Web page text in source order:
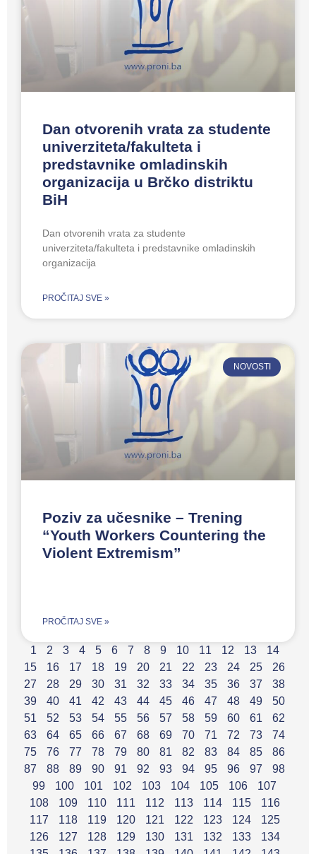
Dan otvorenih vrata za studente
univerziteta/fakulteta i
predstavnike omladinskih
organizacija u Brčko distriktu
BiH
Dan otvorenih vrata za studente
univerziteta/fakulteta i predstavnike omladinskih
organizacija
PROČITAJ SVE »
NOVOSTI
Poziv za učesnike – Trening
“Youth Workers Countering the
Violent Extremism”
PROČITAJ SVE »
1 2 3 4 5 6 7 8 9 10 11 12 13
14
15
16 17 18 19 20 21 22 23 24 25
26
27
28 29 30 31 32 33 34 35 36 37
38
39
40 41 42 43 44 45 46 47 48 49
50
51
52 53 54 55 56 57 58 59 60 61
62
63
64 65 66 67 68 69 70 71 72 73
74
75
76 77 78 79 80 81 82 83 84 85
86
87
88 89 90 91 92 93 94 95 96 97
98
99
100 101 102 103 104 105 106
107
108
109 110 111 112 113 114 115
116
117
118 119 120 121 122 123 124
125
126
127 128 129 130 131 132 133
134